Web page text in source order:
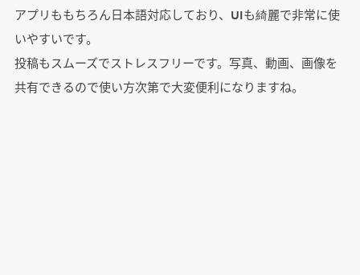
アプリももちろん日本語対応しており、UIも綺麗で非常に使
いやすいです。
投稿もスムーズでストレスフリーです。写真、動画、画像を
共有できるので使い方次第で大変便利になりますね。